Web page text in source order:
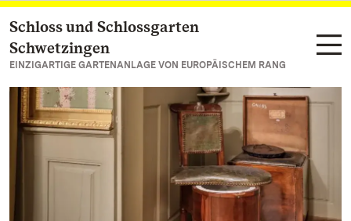
Zum Hauptinhalt springen
Schloss und Schlossgarten
Schwetzingen
EINZIGARTIGE GARTENANLAGE VON EUROPÄISCHEM RANG